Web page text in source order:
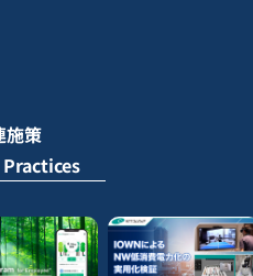
pioneering methodology
Public budgets are an
action, as recognized by
Guidelines.
施策